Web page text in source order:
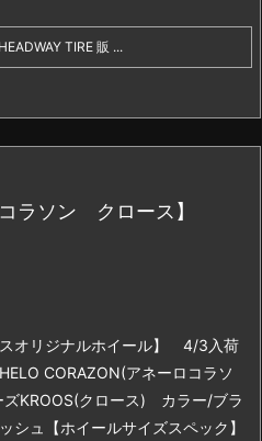
HEADWAY TIRE 販 ...
ラソン クロース】
スオリジナルホイール】 4/3入荷
CORAZON(アネーロコラソ
ズKROOS(クロース) カラー/ブラ
シュ
【ホイールサイズスペック】